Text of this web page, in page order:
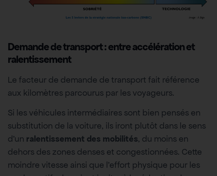
Demande de transport : entre accélération et
ralentissement
Le facteur de demande de transport fait référence
aux kilomètres parcourus par les voyageurs.
Si les véhicules intermédiaires sont bien pensés en
substitution de la voiture, ils iront plutôt dans le sens
d’un ralentissement des mobilités, du moins en
dehors des zones denses et congestionnées. Cette
moindre vitesse ainsi que l’effort physique pour les